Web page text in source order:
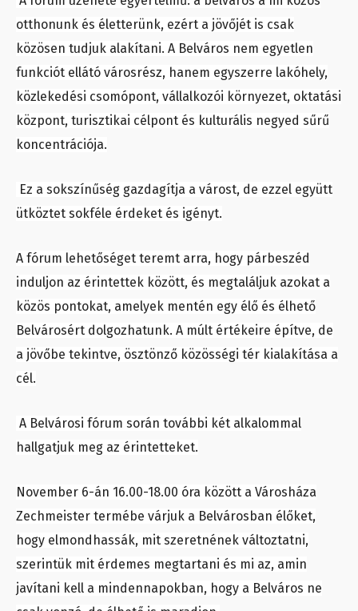
otthonunk és életterünk, ezért a jövőjét is csak
közösen tudjuk alakítani. A Belváros nem egyetlen
funkciót ellátó városrész, hanem egyszerre lakóhely,
közlekedési csomópont, vállalkozói környezet, oktatási
központ, turisztikai célpont és kulturális negyed sűrű
koncentrációja.
Ez a sokszínűség gazdagítja a várost, de ezzel együtt
ütköztet sokféle érdeket és igényt.
A fórum lehetőséget teremt arra, hogy párbeszéd
induljon az érintettek között, és megtaláljuk azokat a
közös pontokat, amelyek mentén egy élő és élhető
Belvárosért dolgozhatunk. A múlt értékeire építve, de
a jövőbe tekintve, ösztönző közösségi tér kialakítása a
cél.
A Belvárosi fórum során további két alkalommal
hallgatjuk meg az érintetteket.
November 6-án 16.00-18.00 óra között a Városháza
Zechmeister termébe várjuk a Belvárosban élőket,
hogy elmondhassák, mit szeretnének változtatni,
szerintük mit érdemes megtartani és mi az, amin
javítani kell a mindennapokban, hogy a Belváros ne